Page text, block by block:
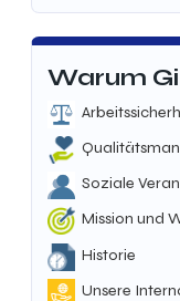
Warum
Soziale
Mission und
Historie
Unsere